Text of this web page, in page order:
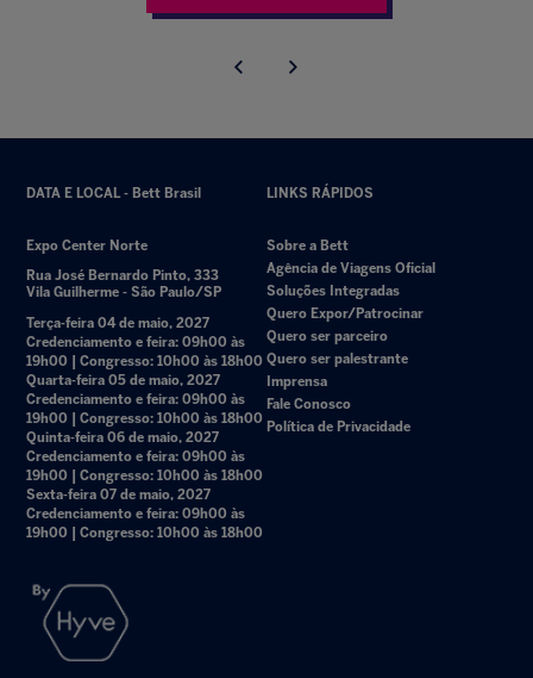
DATA E LOCAL - Bett Brasil
Expo Center Norte
Rua José Bernardo Pinto, 333
Vila Guilherme - São Paulo/SP
Terça-feira 04 de maio, 2027
Credenciamento e feira: 09h00 às
19h00 | Congresso: 10h00 às 18h00
Quarta-feira 05 de maio, 2027
Credenciamento e feira: 09h00 às
19h00 | Congresso: 10h00 às 18h00
Quinta-feira 06 de maio, 2027
Credenciamento e feira: 09h00 às
19h00 | Congresso: 10h00 às 18h00
Sexta-feira 07 de maio, 2027
Credenciamento e feira: 09h00 às
19h00 | Congresso: 10h00 às 18h00
LINKS RÁPIDOS
Sobre a Bett
Agência de Viagens Oficial
Soluções Integradas
Quero Expor/Patrocinar
Quero ser parceiro
Quero ser palestrante
Imprensa
Fale Conosco
Política de Privacidade